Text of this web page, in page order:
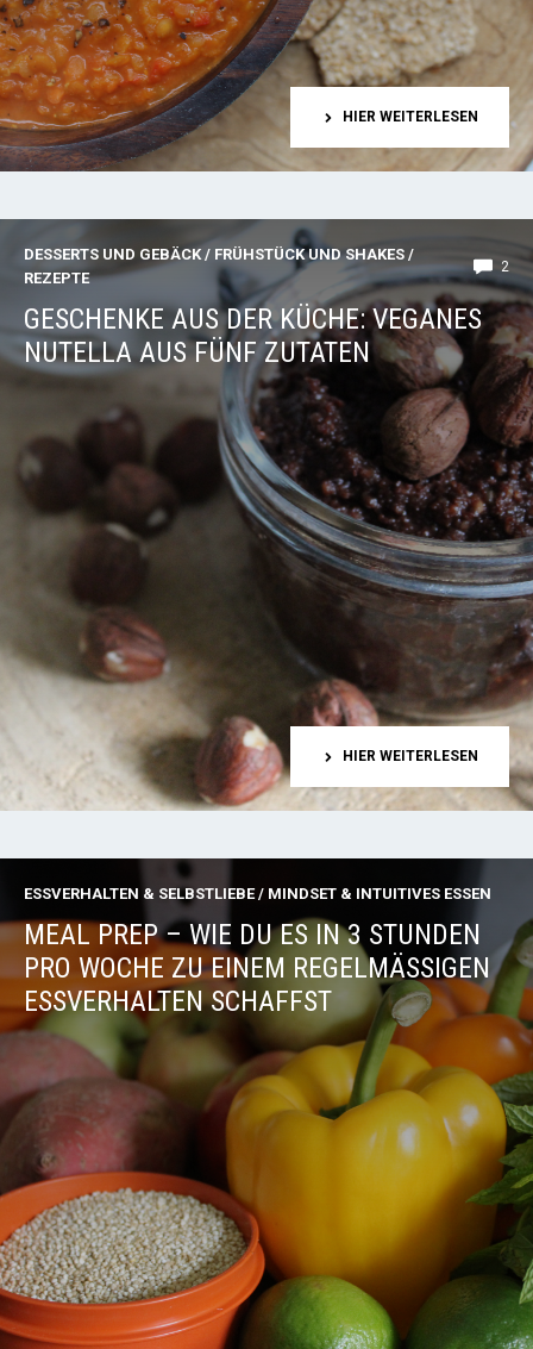
HIER WEITERLESEN
DESSERTS UND GEBÄCK/ FRÜHSTÜCK UND SHAKES /
REZEPTE
2
GESCHENKE AUS DER KÜCHE: VEGANES
NUTELLA AUS FÜNF ZUTATEN
HIER WEITERLESEN
ESSVERHALTEN & SELBSTLIEBE/ MINDSET & INTUITIVES ESSEN
MEAL PREP – WIE DU ES IN 3 STUNDEN
PRO WOCHE ZU EINEM REGELMÄSSIGEN E
SSVERHALTEN SCHAFFST